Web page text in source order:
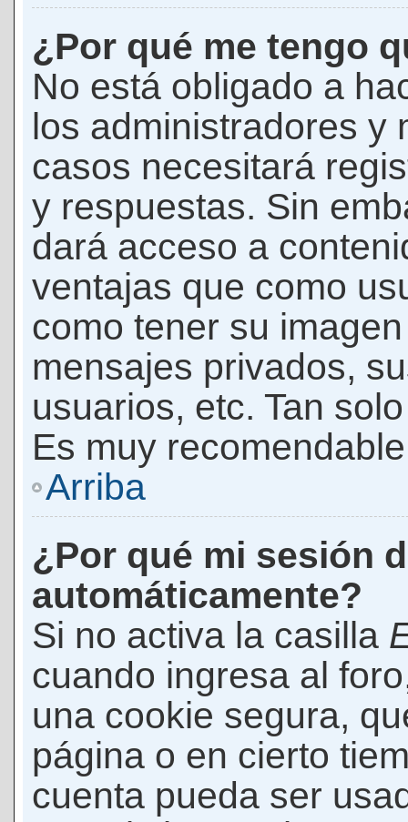
¿Por qué me tengo
No está obligado a
los administradores y
casos necesitará
y respuestas. Sin
dará acceso a
ventajas que como
como tener su
mensajes privados,
usuarios, etc. Tan
Es muy
Arriba
¿Por qué mi sesión
automáticamente?
Si no activa la casilla
cuando ingresa al
una cookie segura,
página o en cierto
cuenta pueda ser